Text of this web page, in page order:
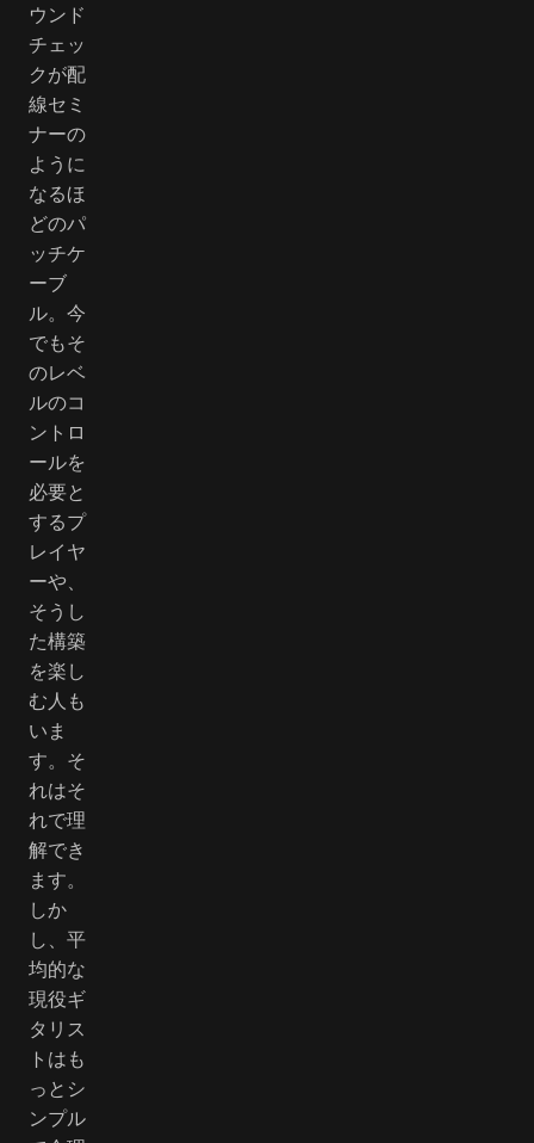
ウンド
チェッ
クが配
線セミ
ナーの
ように
なるほ
どのパ
ッチケ
ーブ
ル。今
でもそ
のレベ
ルのコ
ントロ
ールを
必要と
するプ
レイヤ
ーや、
そうし
た構築
を楽し
む人も
いま
す。そ
れはそ
れで理
解でき
ます。
しか
し、平
均的な
現役ギ
タリス
トはも
っとシ
ンプル